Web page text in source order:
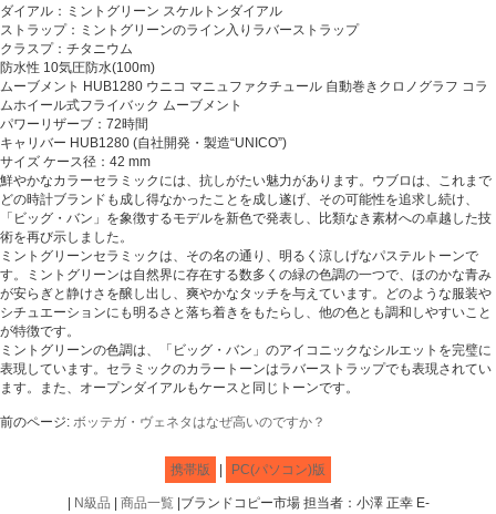
ダイアル：ミントグリーン スケルトンダイアル
ストラップ：ミントグリーンのライン入りラバーストラップ
クラスプ：チタニウム
防水性 10気圧防水(100m)
ムーブメント HUB1280 ウニコ マニュファクチュール 自動巻きクロノグラフ コラ
ムホイール式フライバック ムーブメント
パワーリザーブ：72時間
キャリバー HUB1280 (自社開発・製造“UNICO”)
サイズ ケース径：42 mm
鮮やかなカラーセラミックには、抗しがたい魅力があります。ウブロは、これまで
どの時計ブランドも成し得なかったことを成し遂げ、その可能性を追求し続け、
「ビッグ・バン」を象徴するモデルを新色で発表し、比類なき素材への卓越した技
術を再び示しました。
ミントグリーンセラミックは、その名の通り、明るく涼しげなパステルトーンで
す。ミントグリーンは自然界に存在する数多くの緑の色調の一つで、ほのかな青み
が安らぎと静けさを醸し出し、爽やかなタッチを与えています。どのような服装や
シチュエーションにも明るさと落ち着きをもたらし、他の色とも調和しやすいこと
が特徴です。
ミントグリーンの色調は、「ビッグ・バン」のアイコニックなシルエットを完璧に
表現しています。セラミックのカラートーンはラバーストラップでも表現されてい
ます。また、オープンダイアルもケースと同じトーンです。
前のページ: ボッテガ・ヴェネタはなぜ高いのですか？
携帯版 PC(パソコン)版
N級品 商品一覧|ブランドコピー市場 担当者：小澤 正幸 E-